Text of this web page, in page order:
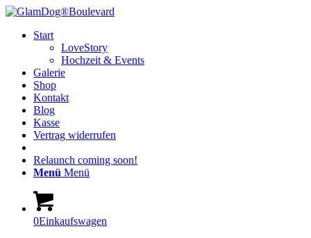
Start
LoveStory
Hochzeit & Events
Galerie
Shop
Kontakt
Blog
Kasse
Vertrag widerrufen
Relaunch coming soon!
Menü Menü
0Einkaufswagen